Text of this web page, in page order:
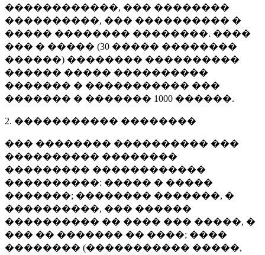
������������, ��� ��������
����������, ��� ���������� �
����� �������� ��������. ����
��� � ����� (30 ����� ��������
������) �������� ����������
������ ����� ����������
������� � ����������� ���
������� � ������� 1000 ������.
2. ����������� ��������
��� �������� ���������� ���
���������� ��������
��������� ������������
����������: ����� � �����
�������; �������� �������, �
����������, ��� ������
���������� �� ���� ��� �����, �
��� �� ������� �� ����; ����
�������� (����������� �����,